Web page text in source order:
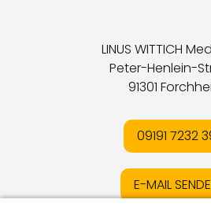
LINUS WITTICH
Peter-Henlein-
91301
09191 7232
E-MAIL